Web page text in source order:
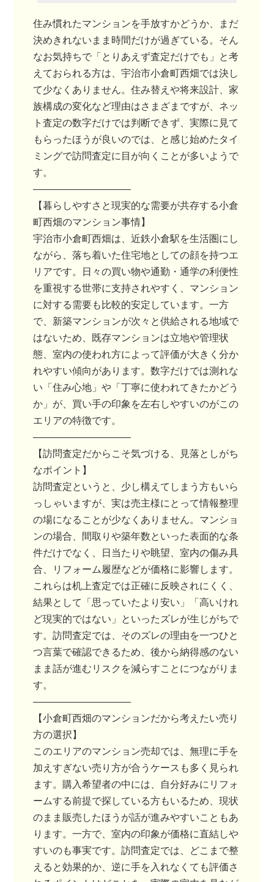
住み慣れたマンションを手放すかどうか、まだ
決めきれないまま時間だけが過ぎている。そん
なお気持ちで「とりあえず査定だけでも」と考
えておられる方は、宇治市小倉町西畑では決し
て少なくありません。住み替えや将来設計、家
族構成の変化など理由はさまざまですが、ネッ
ト査定の数字だけでは判断できず、実際に見て
もらったほうが良いのでは、と感じ始めたタイ
ミングで訪問査定に目が向くことが多いようで
す。
――――――――――
【暮らしやすさと現実的な需要が共存する小倉
町西畑のマンション事情】
宇治市小倉町西畑は、近鉄小倉駅を生活圏にし
ながら、落ち着いた住宅地としての顔を持つエ
リアです。日々の買い物や通勤・通学の利便性
を重視する世帯に支持されやすく、マンション
に対する需要も比較的安定しています。一方
で、新築マンションが次々と供給される地域で
はないため、既存マンションは立地や管理状
態、室内の使われ方によって評価が大きく分か
れやすい傾向があります。数字だけでは測れな
い「住み心地」や「丁寧に使われてきたかどう
か」が、買い手の印象を左右しやすいのがこの
エリアの特徴です。
――――――――――
【訪問査定だからこそ気づける、見落としがち
なポイント】
訪問査定というと、少し構えてしまう方もいら
っしゃいますが、実は売主様にとって情報整理
の場になることが少なくありません。マンショ
ンの場合、間取りや築年数といった表面的な条
件だけでなく、日当たりや眺望、室内の傷み具
合、リフォーム履歴などが価格に影響します。
これらは机上査定では正確に反映されにくく、
結果として「思っていたより安い」「高いけれ
ど現実的ではない」といったズレが生じがちで
す。訪問査定では、そのズレの理由を一つひと
つ言葉で確認できるため、後から納得感のない
まま話が進むリスクを減らすことにつながりま
す。
――――――――――
【小倉町西畑のマンションだから考えたい売り
方の選択】
このエリアのマンション売却では、無理に手を
加えすぎない売り方が合うケースも多く見られ
ます。購入希望者の中には、自分好みにリフォ
ームする前提で探している方もいるため、現状
のまま販売したほうが話が進みやすいこともあ
ります。一方で、室内の印象が価格に直結しや
すいのも事実です。訪問査定では、どこまで整
えると効果的か、逆に手を入れなくても評価さ